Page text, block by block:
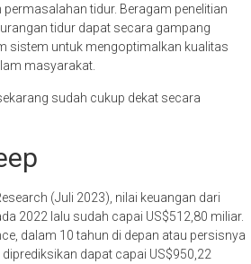
tidur. Beragam penelitian
tidur dapat secara gampang
sistem untuk mengoptimalkan kualitas
masyarakat.
sudah cukup dekat secara
(Juli 2023), nilai keuangan dari
2022 lalu sudah capai US$512,80 miliar.
dalam 10 tahun di depan atau persisnya
dapat capai US$950,22